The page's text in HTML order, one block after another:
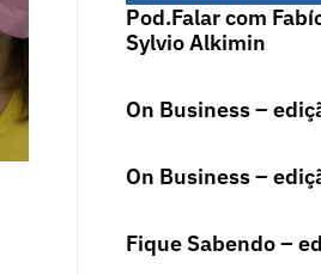
Pod.Falar com
Sylvio Alkimin
On Business –
On Business –
Fique Sabendo –